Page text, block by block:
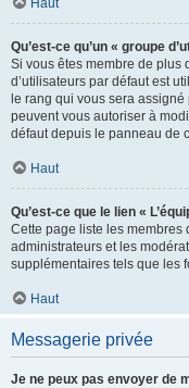
Haut
Qu’est-ce qu’un « groupe
Si vous êtes membre de plus
d’utilisateurs par défaut est
le rang qui vous sera
peuvent vous autoriser à
défaut depuis le panneau de
Haut
Qu’est-ce que le lien «
Cette page liste les membres
administrateurs et les
supplémentaires tels que les
Haut
Messagerie privée
Je ne peux pas envoyer de